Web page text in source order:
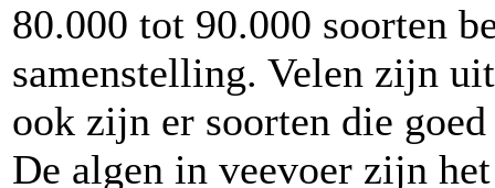
80.000 tot 90.000 soorten
samenstelling. Velen zijn
ook zijn er soorten die
De algen in veevoer zijn